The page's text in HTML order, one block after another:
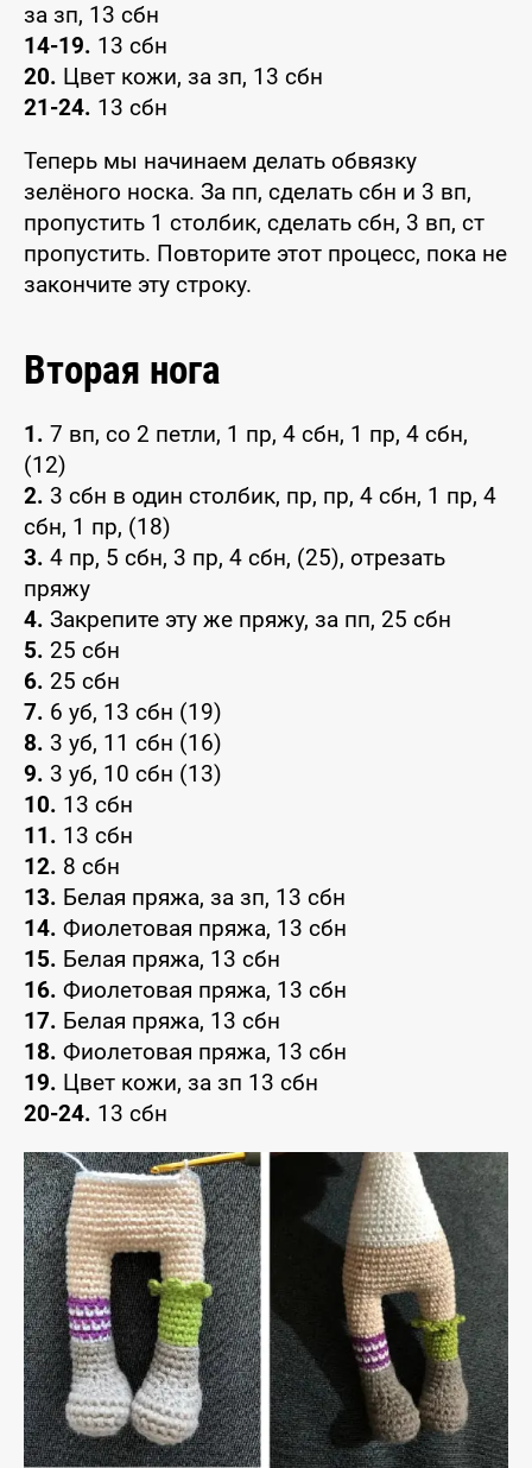
за зп, 13 сбн
14-19. 13 сбн
20. Цвет кожи, за зп, 13 сбн
21-24. 13 сбн
Теперь мы начинаем делать обвязку
зелёного носка. За пп, сделать сбн и 3 вп,
пропустить 1 столбик, сделать сбн, 3 вп, ст
пропустить. Повторите этот процесс, пока не
закончите эту строку.
Вторая нога
1. 7 вп, со 2 петли, 1 пр, 4 сбн, 1 пр, 4 сбн,
(12)
2. 3 сбн в один столбик, пр, пр, 4 сбн, 1 пр, 4
сбн, 1 пр, (18)
3. 4 пр, 5 сбн, 3 пр, 4 сбн, (25), отрезать
пряжу
4. Закрепите эту же пряжу, за пп, 25 сбн
5. 25 сбн
6. 25 сбн
7. 6 уб, 13 сбн (19)
8. 3 уб, 11 сбн (16)
9. 3 уб, 10 сбн (13)
10. 13 сбн
11. 13 сбн
12. 8 сбн
13. Белая пряжа, за зп, 13 сбн
14. Фиолетовая пряжа, 13 сбн
15. Белая пряжа, 13 сбн
16. Фиолетовая пряжа, 13 сбн
17. Белая пряжа, 13 сбн
18. Фиолетовая пряжа, 13 сбн
19. Цвет кожи, за зп 13 сбн
20-24. 13 сбн